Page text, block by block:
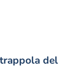
del